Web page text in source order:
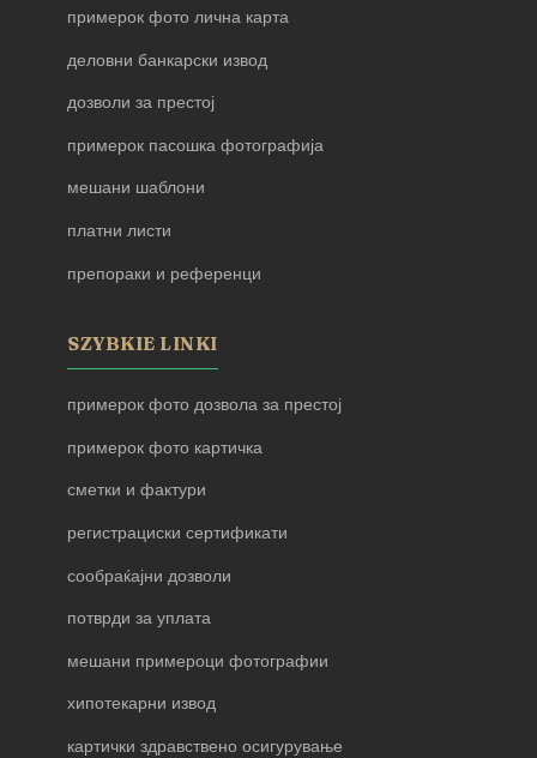
примерок фото лична карта
деловни банкарски извод
дозволи за престој
примерок пасошка фотографија
мешани шаблони
платни листи
препораки и референци
SZYBKIE LINKI
примерок фото дозвола за престој
примерок фото картичка
сметки и фактури
регистрациски сертификати
сообраќајни дозволи
потврди за уплата
мешани примероци фотографии
хипотекарни извод
картички здравствено осигурување